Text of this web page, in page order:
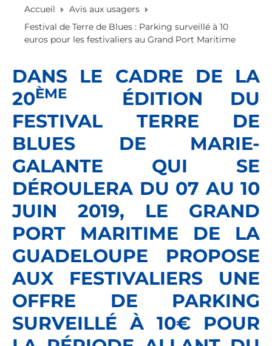
Accueil
Avis aux usagers
Festival de Terre de Blues : Parking surveillé à 10
euros pour les festivaliers au Grand Port Maritime
DANS LE CADRE DE LA
20ÈME
ÉDITION DU
FESTIVAL TERRE DE
BLUES DE MARIE-
GALANTE QUI SE
DÉROULERA DU 07 AU 10
JUIN 2019, LE GRAND
PORT MARITIME DE LA
GUADELOUPE PROPOSE
AUX FESTIVALIERS UNE
OFFRE DE PARKING
SURVEILLÉ À 10€ POUR